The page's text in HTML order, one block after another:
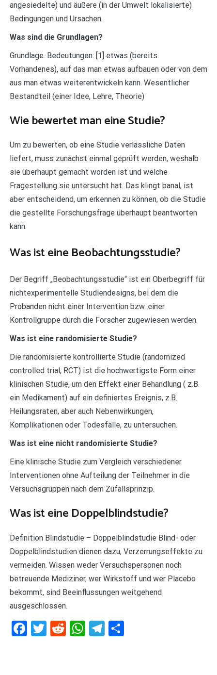
angesiedelte) und äußere (in der Umwelt lokalisierte)
Bedingungen und Ursachen.
Was sind die Grundlagen?
Grundlage. Bedeutungen: [1] etwas (bereits
Vorhandenes), auf das man etwas aufbauen oder von dem
aus man etwas weiterentwickeln kann. Wesentlicher
Bestandteil (einer Idee, Lehre, Theorie)
Wie bewertet man eine Studie?
Um zu bewerten, ob eine Studie verlässliche Daten
liefert, muss zunächst einmal geprüft werden, weshalb
sie überhaupt gemacht worden ist und welche
Fragestellung sie untersucht hat. Das klingt banal, ist
aber entscheidend, um erkennen zu können, ob die Studie
die gestellte Forschungsfrage überhaupt beantworten
kann.
Was ist eine Beobachtungsstudie?
Der Begriff „Beobachtungsstudie“ ist ein Oberbegriff für
nichtexperimentelle Studiendesigns, bei dem die
Probanden nicht einer Intervention bzw. einer
Kontrollgruppe durch die Forscher zugewiesen werden.
Was ist eine randomisierte Studie?
Die randomisierte kontrollierte Studie (randomized
controlled trial, RCT) ist die hochwertigste Form einer
klinischen Studie, um den Effekt einer Behandlung ( z.B.
ein Medikament) auf ein definiertes Ereignis, z.B.
Heilungsraten, aber auch Nebenwirkungen,
Komplikationen oder Todesfälle, zu untersuchen.
Was ist eine nicht randomisierte Studie?
Eine klinische Studie zum Vergleich verschiedener
Interventionen ohne Aufteilung der Teilnehmer in die
Versuchsgruppen nach dem Zufallsprinzip.
Was ist eine Doppelblindstudie?
Definition Blindstudie – Doppelblindstudie Blind- oder
Doppelblindstudien dienen dazu, Verzerrungseffekte zu
vermeiden. Wissen weder Versuchspersonen noch
betreuende Mediziner, wer Wirkstoff und wer Placebo
bekommt, sind Beeinflussungen weitgehend
ausgeschlossen.
Facebook
Twitter
RedditWhatsApp
Telegram